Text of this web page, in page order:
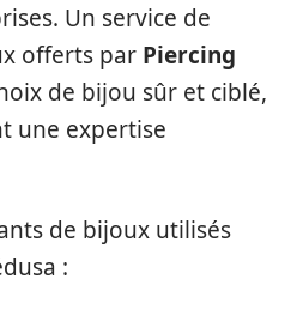
Un service de
offerts par Piercing
de bijou sûr et ciblé,
une expertise
de bijoux utilisés
: